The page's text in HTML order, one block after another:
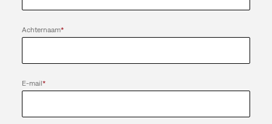
Achternaam*
E-mail*